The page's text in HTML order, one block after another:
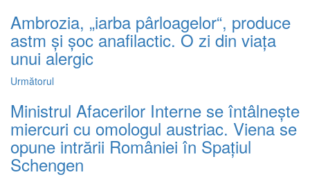
Ambrozia, „iarba pârloagelor“, produce
astm și șoc anafilactic. O zi din viața
unui alergic
Următorul
Ministrul Afacerilor Interne se întâlnește
miercuri cu omologul austriac. Viena se
opune intrării României în Spațiul
Schengen